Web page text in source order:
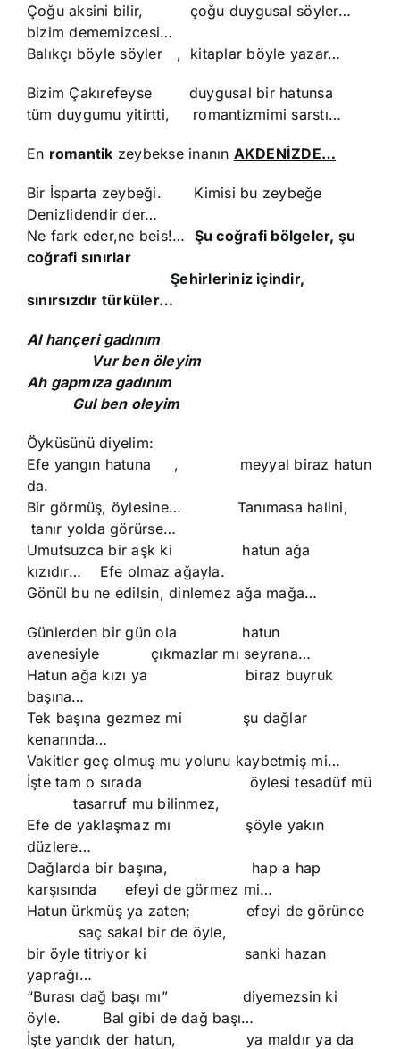
Çoğu aksini bilir, çoğu duygusal söyler…
bizim dememizcesi…
Balıkçı böyle söyler , kitaplar böyle yazar…
Bizim Çakırefeyse duygusal bir hatunsa
tüm duygumu yitirtti, romantizmimi sarstı…
En romantik zeybekse inanın AKDENİZDE…
Bir İsparta zeybeği. Kimisi bu zeybeğe
Denizlidendir der…
Ne fark eder,ne beis!… Şu coğrafi bölgeler, şu
coğrafi sınırlar
Şehirleriniz içindir,
sınırsızdır türküler…
Al hançeri gadınım
Vur ben öleyim
Ah gapmıza gadınım
Gul ben oleyim
Öyküsünü diyelim:
Efe yangın hatuna , meyyal biraz hatun
da.
Bir görmüş, öylesine… Tanımasa halini,
tanır yolda görürse…
Umutsuzca bir aşk ki hatun ağa
kızıdır… Efe olmaz ağayla.
Gönül bu ne edilsin, dinlemez ağa mağa…
Günlerden bir gün ola hatun
avenesiyle çıkmazlar mı seyrana…
Hatun ağa kızı ya biraz buyruk
başına…
Tek başına gezmez mi şu dağlar
kenarında…
Vakitler geç olmuş mu yolunu kaybetmiş mi…
İşte tam o sırada öylesi tesadüf mü
tasarruf mu bilinmez,
Efe de yaklaşmaz mı şöyle yakın
düzlere…
Dağlarda bir başına, hap a hap
karşısında efeyi de görmez mi…
Hatun ürkmüş ya zaten; efeyi de görünce
saç sakal bir de öyle,
bir öyle titriyor ki sanki hazan
yaprağı…
“Burası dağ başı mı” diyemezsin ki
öyle. Bal gibi de dağ başı…
İşte yandık der hatun, ya maldır ya da